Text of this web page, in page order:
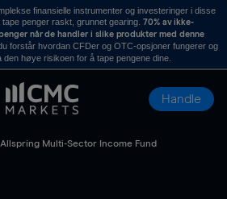
finansielle instrumenter og investeringer i disse
penger raskt, grunnet gearing. 70% av ikke-
når de handler i slike produkter med denne
forstår hvordan CFDer og OTC-opsjoner fungerer og
den høye risikoen for å tape pengene dine.
Handle
Allspring Multi-Sector Income Fund